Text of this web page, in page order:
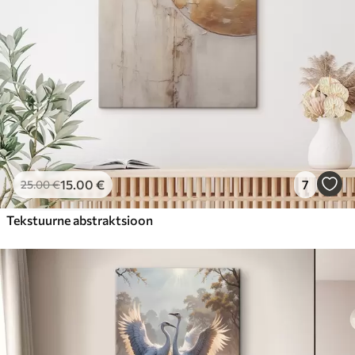
25.00€15 .00 € 7
Tekstuurne abstraktsioon